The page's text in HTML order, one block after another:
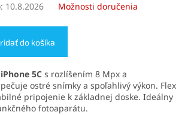
10.8.2026 Možnosti doručenia
do košíka
5C s rozlíšením 8 Mpx a
ostré snímky a spoľahlivý výkon. Flex
pripojenie k základnej doske. Ideálny
fotoaparátu.